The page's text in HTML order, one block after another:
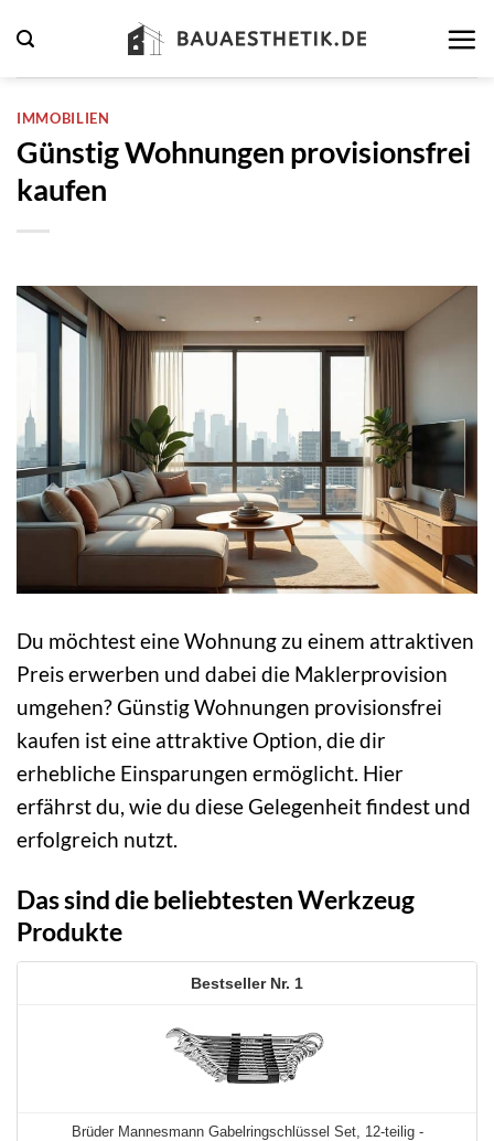
Inhalt
springen
IMMOBILIEN
Günstig Wohnungen provisionsfrei
kaufen
Du möchtest eine Wohnung zu einem attraktiven
Preis erwerben und dabei die Maklerprovision
umgehen? Günstig Wohnungen provisionsfrei
kaufen ist eine attraktive Option, die dir
erhebliche Einsparungen ermöglicht. Hier
erfährst du, wie du diese Gelegenheit findest und
erfolgreich nutzt.
Das sind die beliebtesten Werkzeug
Produkte
1
Brüder Mannesmann Gabelringschlüssel Set, 12-teilig -